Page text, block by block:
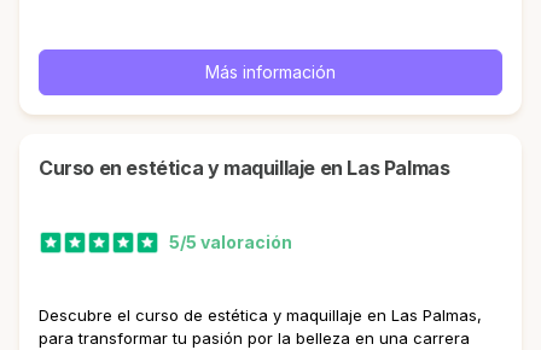
Más información
curso en estética y maquillaje en Las Palmas
5/5 valoración
Descubre el curso de estética y maquillaje en Las Palmas,
para transformar tu pasión por la belleza en una carrera